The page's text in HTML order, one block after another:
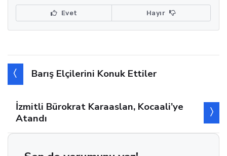
Evet Hayır
Barış Elçilerini Konuk Ettiler
İzmitli Bürokrat Karaaslan, Kocaali’ye
Atandı